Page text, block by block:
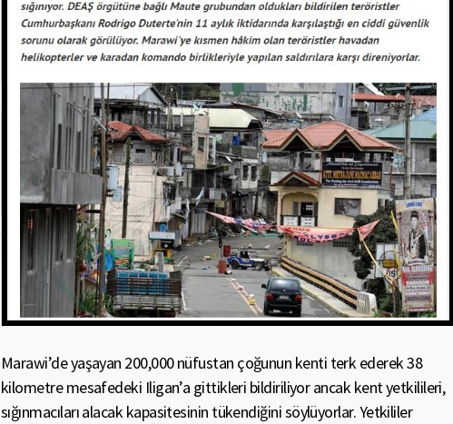
Marawi’de yaşayan 200,000 nüfustan çoğunun kenti terk ederek 38
kilometre mesafedeki Iligan’a gittikleri bildiriliyor ancak kent yetkilileri,
sığınmacıları alacak kapasitesinin tükendiğini söylüyorlar. Yetkililer